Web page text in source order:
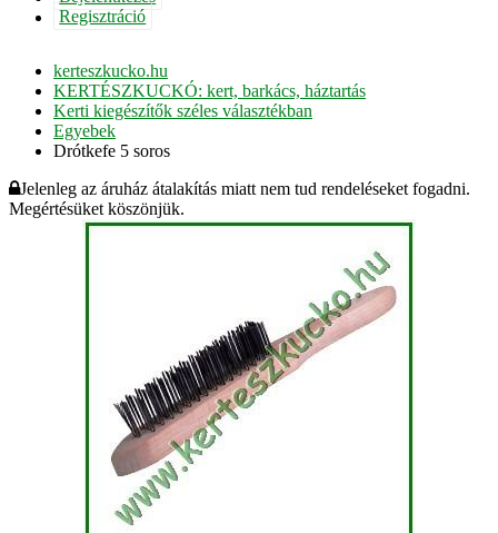
Regisztráció
kerteszkucko.hu
KERTÉSZKUCKÓ: kert, barkács, háztartás
Kerti kiegészítők széles választékban
Egyebek
Drótkefe 5 soros
Jelenleg az áruház átalakítás miatt nem tud rendeléseket fogadni.
Megértésüket köszönjük.